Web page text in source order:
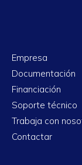
Empresa
Documentación
Financiación
Soporte técnico
Trabaja con
Contactar